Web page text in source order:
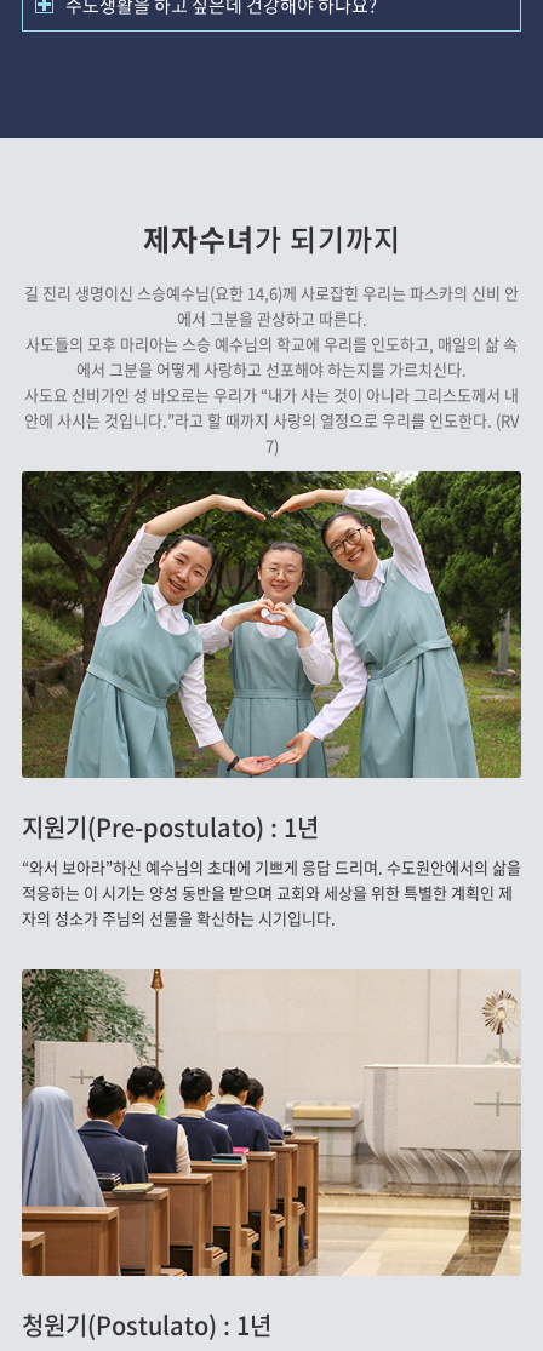
제자수녀가 되기까지
길 진리 생명이신 스승예수님(요한 14,6)께 사로잡힌 우리는 파스카의 신비 안
에서 그분을 관상하고 따른다.
사도들의 모후 마리아는 스승 예수님의 학교에 우리를 인도하고, 매일의 삶 속
에서 그분을 어떻게 사랑하고 선포해야 하는지를 가르치신다.
사도요 신비가인 성 바오로는 우리가 “내가 사는 것이 아니라 그리스도께서 내
안에 사시는 것입니다.”라고 할 때까지 사랑의 열정으로 우리를 인도한다. (RV
7)
지원기(Pre-postulato) : 1년
“와서 보아라”하신 예수님의 초대에 기쁘게 응답 드리며. 수도원안에서의 삶을
적응하는 이 시기는 양성 동반을 받으며 교회와 세상을 위한 특별한 계획인 제
자의 성소가 주님의 선물을 확신하는 시기입니다.
청원기(Postulato) : 1년